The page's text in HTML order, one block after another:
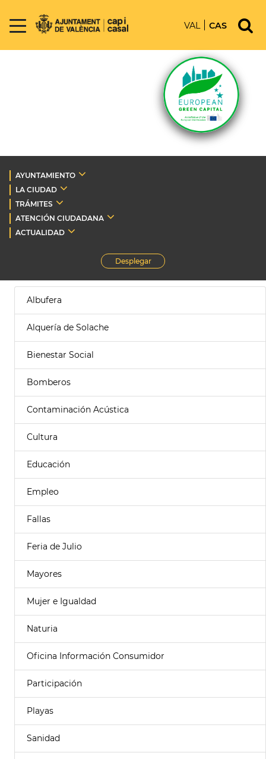
VAL CAS
AYUNTAMIENTO
LA CIUDAD
TRÁMITES
ATENCIÓN CIUDADANA
ACTUALIDAD
Desplegar
Albufera
Alquería de Solache
Bienestar Social
Bomberos
Contaminación Acústica
Cultura
Educación
Empleo
Fallas
Feria de Julio
Mayores
Mujer e Igualdad
Naturia
Oficina Información Consumidor
Participación
Playas
Sanidad